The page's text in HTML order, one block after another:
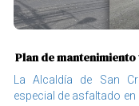
Plan de
La Alcaldía de San
especial de asfaltado